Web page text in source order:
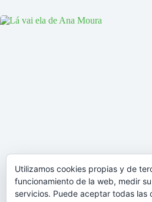
Utilizamos cookies propias y de
funcionamiento de la web, medir
servicios. Puede aceptar todas las